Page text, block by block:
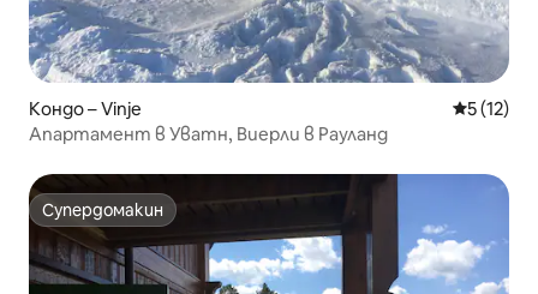
Кондо – Vinje Средна
5 (12)
Апартамент в Уватн, Виерли в Рауланд
Супердомакин
Супердомакин